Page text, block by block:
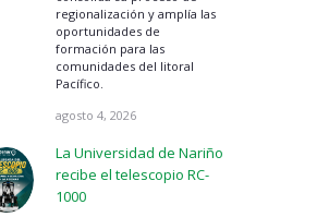
regionalización y amplía las
oportunidades de
formación para las
comunidades del litoral
Pacífico.
agosto 4, 2026
La Universidad de Nariño
recibe el telescopio RC-
1000